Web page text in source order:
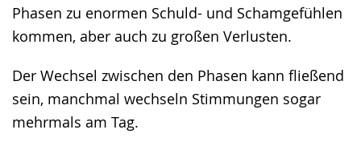
Phasen zu enormen Schuld- und Schamgefühlen
kommen, aber auch zu großen Verlusten.
Der Wechsel zwischen den Phasen kann fließend
sein, manchmal wechseln Stimmungen sogar
mehrmals am Tag.